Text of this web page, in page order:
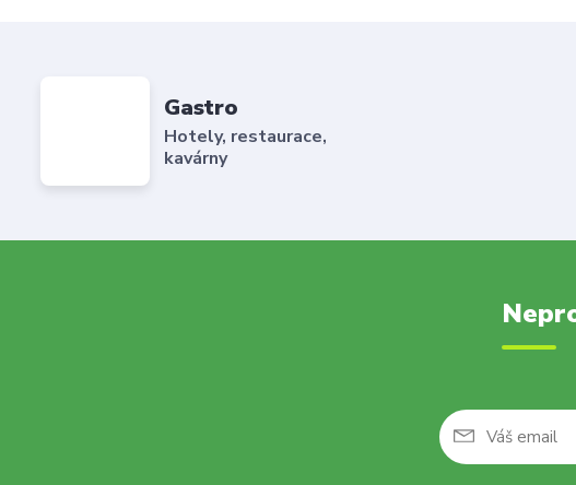
Gastro
Hotely, restaurace,
kavárny